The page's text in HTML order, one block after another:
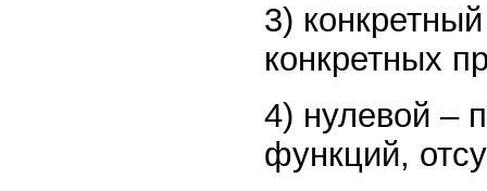
3)
конкретных
4) нулевой –
функций,